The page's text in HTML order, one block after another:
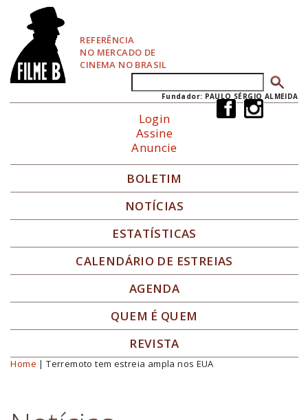
REFERÊNCIA
NO MERCADO DE
CINEMA NO BRASIL
Formulário de busca
Fundador: PAULO SÉRGIO ALMEIDA
Login
Assine
Anuncie
BOLETIM
NOTÍCIAS
ESTATÍSTICAS
CALENDÁRIO DE ESTREIAS
AGENDA
QUEM É QUEM
REVISTA
Você está aqui
Home | Terremoto tem estreia ampla nos EUA